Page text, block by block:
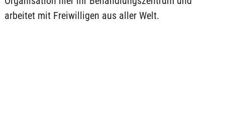
arbeitet mit Freiwilligen aus aller Welt.